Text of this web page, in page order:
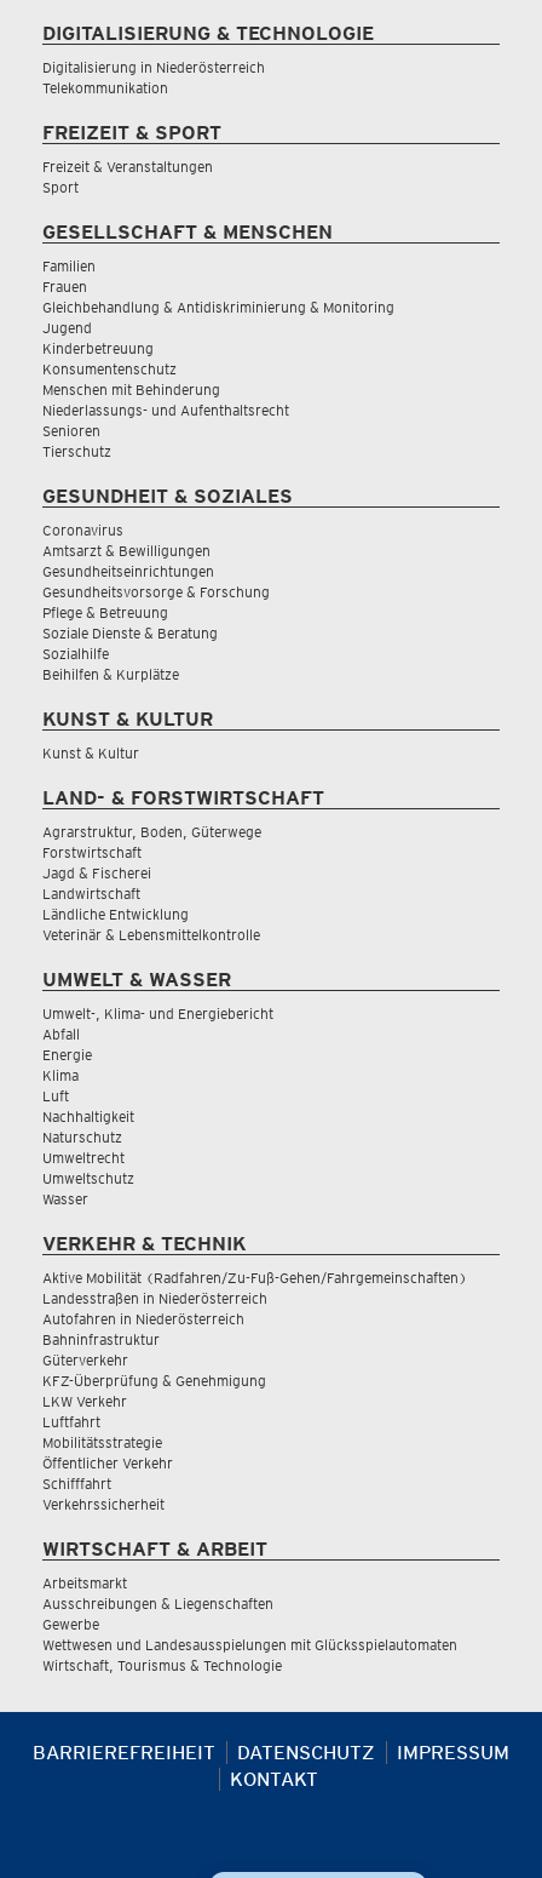
DIGITALISIERUNG & TECHNOLOGIE
Digitalisierung in Niederösterreich
Telekommunikation
FREIZEIT & SPORT
Freizeit & Veranstaltungen
Sport
GESELLSCHAFT & MENSCHEN
Familien
Frauen
Gleichbehandlung & Antidiskriminierung & Monitoring
Jugend
Kinderbetreuung
Konsumentenschutz
Menschen mit Behinderung
Niederlassungs- und Aufenthaltsrecht
Senioren
Tierschutz
GESUNDHEIT & SOZIALES
Coronavirus
Amtsarzt & Bewilligungen
Gesundheitseinrichtungen
Gesundheitsvorsorge & Forschung
Pflege & Betreuung
Soziale Dienste & Beratung
Sozialhilfe
Beihilfen & Kurplätze
KUNST & KULTUR
Kunst & Kultur
LAND- & FORSTWIRTSCHAFT
Agrarstruktur, Boden, Güterwege
Forstwirtschaft
Jagd & Fischerei
Landwirtschaft
Ländliche Entwicklung
Veterinär & Lebensmittelkontrolle
UMWELT & WASSER
Umwelt-, Klima- und Energiebericht
Abfall
Energie
Klima
Luft
Nachhaltigkeit
Naturschutz
Umweltrecht
Umweltschutz
Wasser
VERKEHR & TECHNIK
Aktive Mobilität (Radfahren/Zu-Fuß-Gehen/Fahrgemeinschaften)
Landesstraßen in Niederösterreich
Autofahren in Niederösterreich
Bahninfrastruktur
Güterverkehr
KFZ-Überprüfung & Genehmigung
LKW Verkehr
Luftfahrt
Mobilitätsstrategie
Öffentlicher Verkehr
Schifffahrt
Verkehrssicherheit
WIRTSCHAFT & ARBEIT
Arbeitsmarkt
Ausschreibungen & Liegenschaften
Gewerbe
Wettwesen und Landesausspielungen mit Glücksspielautomaten
Wirtschaft, Tourismus & Technologie
BARRIEREFREIHEIT DATENSCHUTZ
IMPRESSUM
KONTAKT